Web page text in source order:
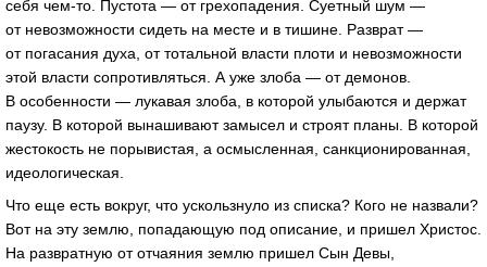
себя чем-то. Пустота — от грехопадения. Суетный шум —
от невозможности сидеть на месте и в тишине. Разврат —
от погасания духа, от тотальной власти плоти и невозможности
этой власти сопротивляться. А уже злоба — от демонов.
В особенности — лукавая злоба, в которой улыбаются и держат
паузу. В которой вынашивают замысел и строят планы. В которой
жестокость не порывистая, а осмысленная, санкционированная,
идеологическая.
Что еще есть вокруг, что ускользнуло из списка? Кого не назвали?
Вот на эту землю, попадающую под описание, и пришел Христос.
На развратную от отчаяния землю пришел Сын Девы,